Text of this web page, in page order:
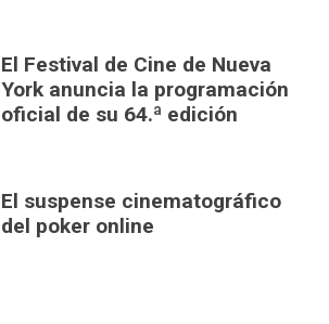
El Festival de Cine de Nueva
York anuncia la programación
oficial de su 64.ª edición
El suspense cinematográfico
del poker online